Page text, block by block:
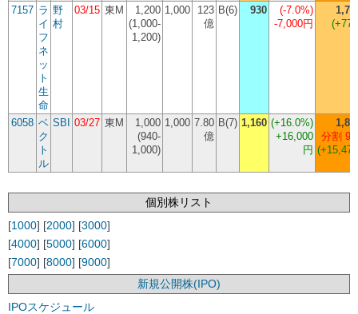
7157 ラ
イ
フ
ネ
ッ
ト
生
命
野
村
03/15 東M
1,200
(1,000-
1,200)
1,000
123
億
B(6) 930 (-7.0%)
-7,000円
6058 ベ
ク
ト
ル
SBI 03/27 東M
1,000
(940-
1,000)
1,000 7.80
億
B(7) 1,160 (+16.0%)
+16,000
円
分割 9
個別株リスト
[1000] [2000] [3000]
[4000] [5000] [6000]
[7000] [8000] [9000]
新規公開株(IPO)
IPOスケジュール